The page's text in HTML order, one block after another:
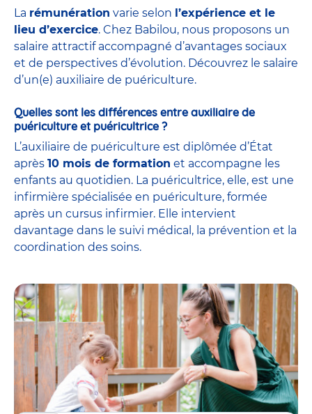
La rémunération varie selon l’expérience et le
lieu d’exercice. Chez Babilou, nous proposons un
salaire attractif accompagné d’avantages sociaux
et de perspectives d’évolution. Découvrez le salaire
d’un(e) auxiliaire de puériculture.
Quelles sont les différences entre auxiliaire de
puériculture et puéricultrice ?
L’auxiliaire de puériculture est diplômée d’État
après 10 mois de formation et accompagne les
enfants au quotidien. La puéricultrice, elle, est une
infirmière spécialisée en puériculture, formée
après un cursus infirmier. Elle intervient
davantage dans le suivi médical, la prévention et la
coordination des soins.